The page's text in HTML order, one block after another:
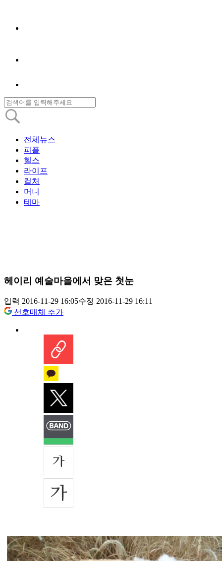
전체뉴스
피플
헬스
라이프
컬처
머니
테마
헤이리 예술마을에서 맞은 첫눈
입력 2016-11-29 16:05수정 2016-11-29 16:11
선호매체 추가